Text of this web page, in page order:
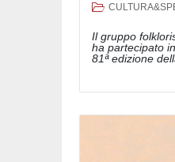
Il gruppo
ha partecipato
81ª edizione